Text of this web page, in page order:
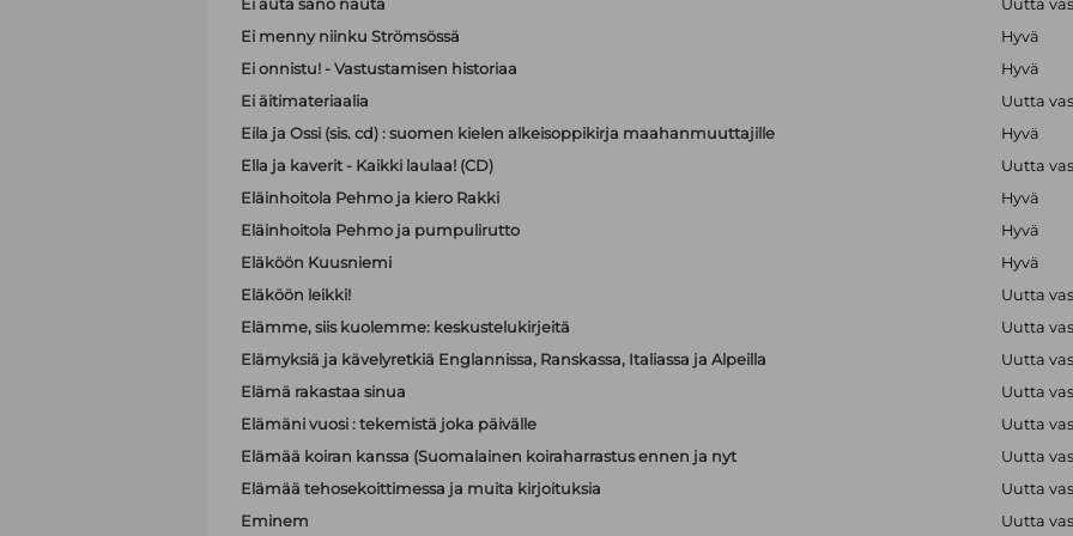
Ei auta sano nauta
Uutta
Ei menny niinku Strömsössä
Hyvä
Ei onnistu! - Vastustamisen historiaa
Hyvä
Ei äitimateriaalia
Uutta
Eila ja Ossi (sis. cd) : suomen kielen alkeisoppikirja maahanmuuttajille
Hyvä
Ella ja kaverit - Kaikki laulaa! (CD)
Uutta
Eläinhoitola Pehmo ja kiero Rakki
Hyvä
Eläinhoitola Pehmo ja pumpulirutto
Hyvä
Eläköön Kuusniemi
Hyvä
Eläköön leikki!
Uutta
Elämme, siis kuolemme: keskustelukirjeitä
Uutta
Elämyksiä ja kävelyretkiä Englannissa, Ranskassa, Italiassa ja Alpeilla
Uutta
Elämä rakastaa sinua
Uutta
Elämäni vuosi : tekemistä joka päivälle
Uutta
Elämää koiran kanssa (Suomalainen koiraharrastus ennen ja nyt
Uutta
Elämää tehosekoittimessa ja muita kirjoituksia
Uutta
Eminem
Uutta